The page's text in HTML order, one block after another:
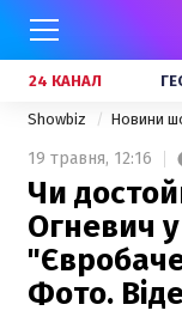
24 КАНАЛ
Showbiz Новини
19 травня, 12:16
Чи
Огневич у
Фото.